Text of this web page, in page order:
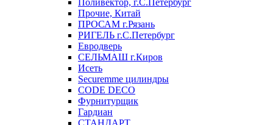
Поливектор, г.С.Петербург
Прочие, Китай
ПРОСАМ г.Рязань
РИГЕЛЬ г.С.Петербург
Евродверь
СЕЛЬМАШ г.Киров
Исеть
Securemme цилиндры
CODE DECO
Фурнитурщик
Гардиан
СТАНДАРТ